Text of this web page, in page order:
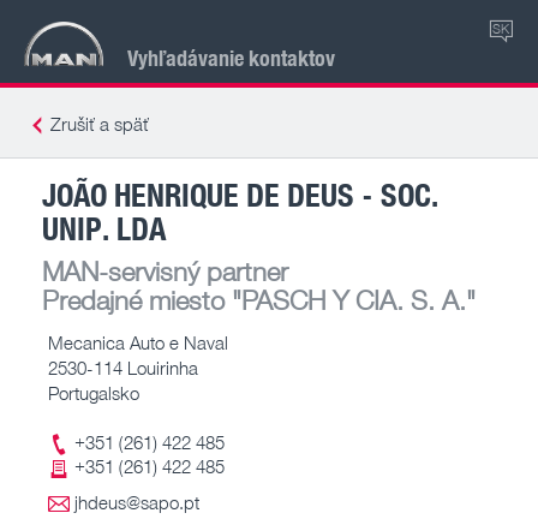
Vyhľadávanie kontaktov
SK
Zrušiť a späť
JOÃO HENRIQUE DE DEUS - SOC.
UNIP. LDA
MAN-servisný partner
Predajné miesto"PASCH Y CIA. S. A."
Mecanica Auto e Naval
2530-114 Louirinha
Portugalsko
+351 (261) 422 485
+351 (261) 422 485
jhdeus@sapo.pt